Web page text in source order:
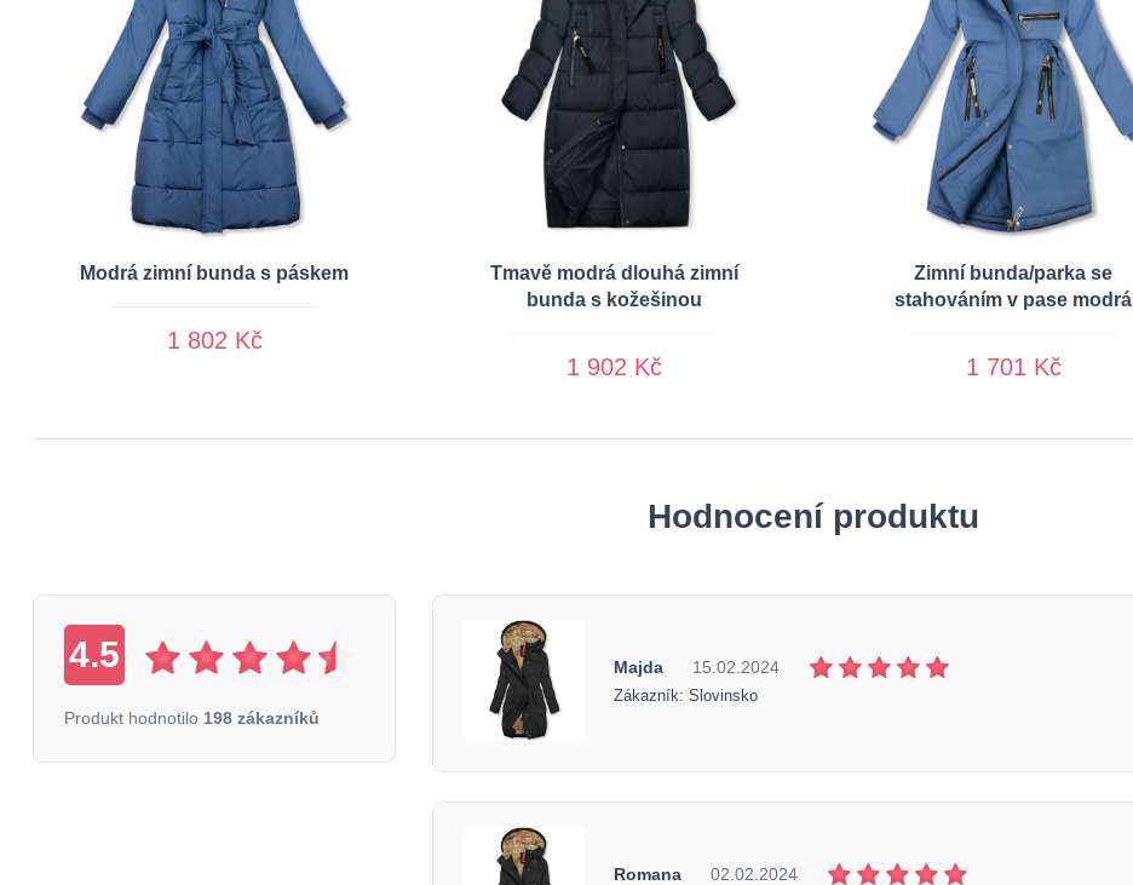
Modrá zimní bunda s páskem
1 802 Kč
Tmavě modrá dlouhá zimní
bunda s kožešinou
1 902 Kč
Zimní bunda/parka se
stahováním v pase modrá
1 701 Kč
Hodnocení produktu
4.5
Produkt hodnotilo 198 zákazníků
Majda 15.02.2024
Zákazník: Slovinsko
Romana 02.02.2024